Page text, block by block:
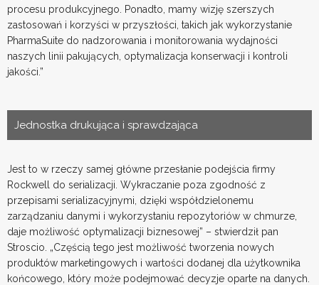
procesu produkcyjnego. Ponadto, mamy wizję szerszych
zastosowań i korzyści w przyszłości, takich jak wykorzystanie
PharmaSuite do nadzorowania i monitorowania wydajności
naszych linii pakujących, optymalizacja konserwacji i kontroli
jakości.”
Jednostka drukująca i sprawdzająca
Jest to w rzeczy samej główne przesłanie podejścia firmy
Rockwell do serializacji. Wykraczanie poza zgodność z
przepisami serializacyjnymi, dzięki współdzielonemu
zarządzaniu danymi i wykorzystaniu repozytoriów w chmurze,
daje możliwość optymalizacji biznesowej” – stwierdził pan
Stroscio. „Częścią tego jest możliwość tworzenia nowych
produktów marketingowych i wartości dodanej dla użytkownika
końcowego, który może podejmować decyzje oparte na danych.